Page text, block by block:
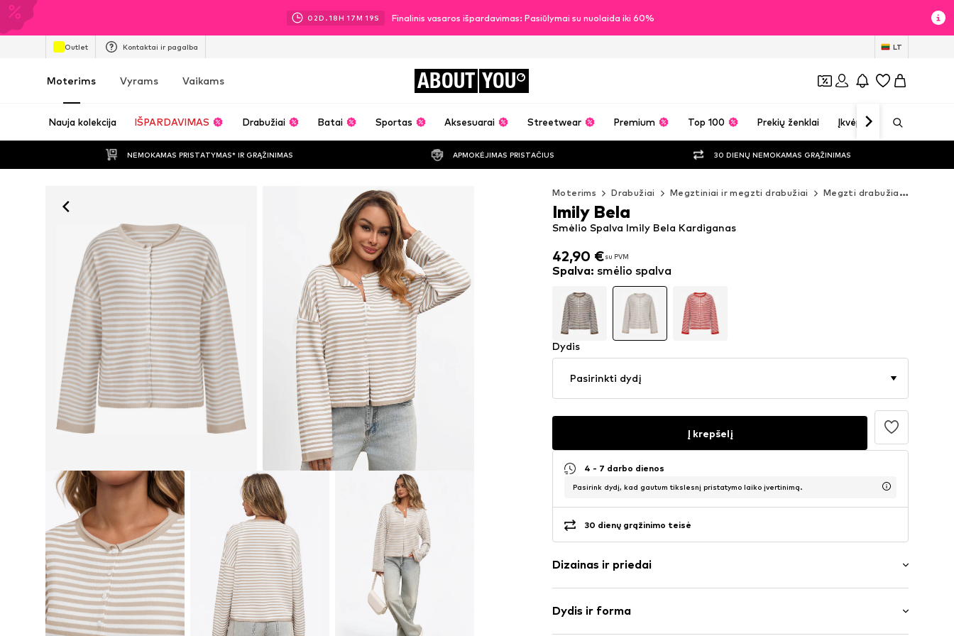
02D.18H 17M 17S Finalinis vasaros išpardavimas: Pasiūlymai su nuolaida iki 60%
Outlet Kontaktai ir pagalba LT
Moterims Vyrams Vaikams ABOUT YOU
Nauja kolekcija IŠPARDAVIMAS Drabužiai Batai Sportas Aksesuarai Streetwear Premium Top 100 Prekių ženklai Įkvėpimas
NEMOKAMAS PRISTATYMAS* IR GRĄŽINIMAS APMOKĖJIMAS PRISTAČIUS 30 DIENŲ NEMOKAMAS GRĄŽINIMAS
Moterims Drabužiai Megztiniai ir megzti drabužiai Megzti drabužiai
42,90 €su PVM
42,90 €su PVM
Smėlio Spalva Imily Bela Kardiganas
Imily Bela
Spalva: smėlio spalva
Dydis
Pasirinkti dydį
Į krepšelį
4 - 7 darbo dienos
Pasirink dydį, kad gautum tikslesnį pristatymo laiko įvertinimą.
30 dienų grąžinimo teisė
Dizainas ir priedai
Megzti drabužiai
Apskrita kaklo iškirptė
Dydis ir forma